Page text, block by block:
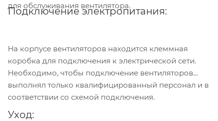
для обслуживания вентилятора.
Подключение электропитания:
На корпусе вентиляторов находится клеммная
коробка для подключения к электрической сети.
Необходимо, чтобы подключение вентиляторов
выполнял только квалифицированный персонал и в
соответствии со схемой подключения.
Уход: